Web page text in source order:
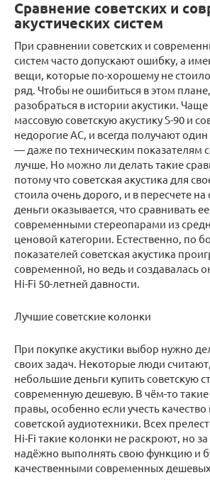
Сравнение советских и
акустических систем
При сравнении советских и
систем часто допускают ошибку, а
вещи, которые по-хорошему не
ряд. Чтобы не ошибиться в этом
разобраться в истории акустики.
массовую советскую акустику S-90 и
недорогие АС, и всегда получают один
— даже по техническим показателям
лучше. Но можно ли делать такие
потому что советская акустика для
стоила очень дорого, и в пересчете
деньги оказывается, что сравнивать
современными стереопарами из
ценовой категории. Естественно, по
показателей советская акустика
современной, но ведь и создавалась
Hi-Fi 50-летней давности.
Лучшие советские колонки
При покупке акустики выбор нужно
своих задач. Некоторые люди
небольшие деньги купить советскую
современную дешевую. В чём-то
правы, особенно если учесть
советской аудиотехники. Всех
Hi-Fi такие колонки не раскроют, но за
надёжно выполнять свою функцию и
качественными современных дешевых